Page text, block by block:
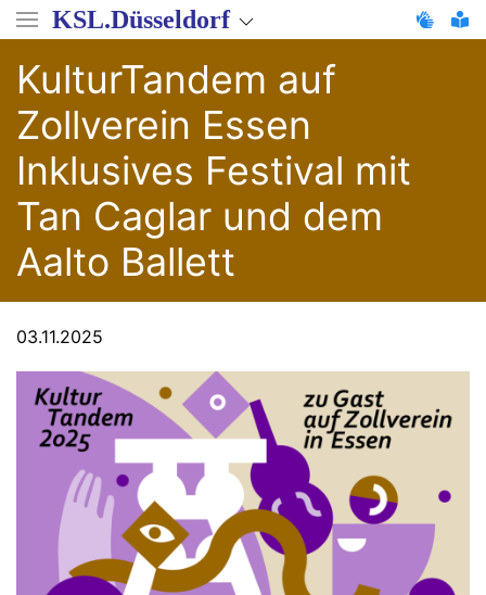
Direkt
zum
Inhalt
KSL.Düsseldorf
KulturTandem auf
Zollverein Essen
Inklusives Festival mit
Tan Caglar und dem
Aalto Ballett
03.11.2025